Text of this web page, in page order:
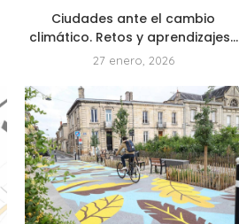
Ciudades ante el cambio
climático. Retos y aprendizajes...
27 enero, 2026